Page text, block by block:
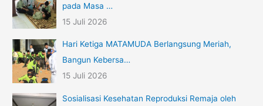
pada Masa …
15 Juli 2026
Hari Ketiga MATAMUDA Berlangsung Meriah,
Bangun Kebersa…
15 Juli 2026
Sosialisasi Kesehatan Reproduksi Remaja oleh